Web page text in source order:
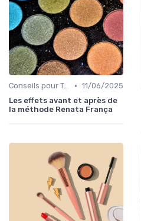
Conseils pour Tous les Âges • 11/06/2025
Les effets avant et après de
la méthode Renata França